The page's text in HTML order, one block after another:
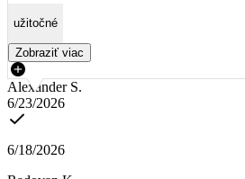
užitočné
Zobraziť viac
Alexander S.
6/23/2026
6/18/2026